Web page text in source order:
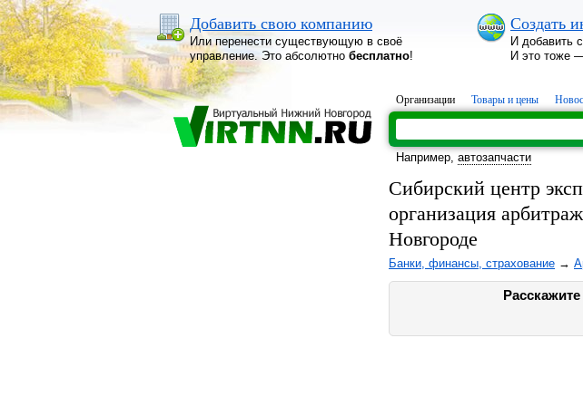
Добавить свою компанию
Или перенести существующую в своё
управление. Это абсолютно бесплатно!
Создать
И добавить
И это тоже
Организации Товары и цены
Например, автозапчасти
Сибирский центр
организация
Новгороде
Банки, финансы, страхование →